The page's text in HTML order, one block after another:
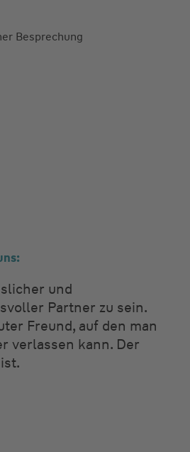
und
Partner zu sein.
Freund, auf den man
verlassen kann. Der